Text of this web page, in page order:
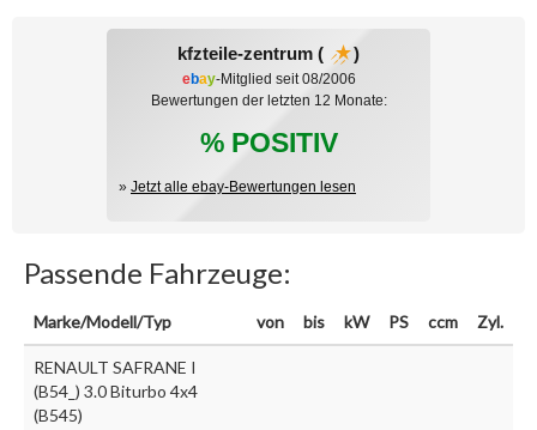
kfzteile-zentrum ( )
ebay-Mitglied seit 08/2006
Bewertungen der letzten 12 Monate:
% POSITIV
» Jetzt alle ebay-Bewertungen lesen
Passende Fahrzeuge:
Marke/Modell/Typ von bis kW PS ccm Zyl.
RENAULT SAFRANE I
(B54_) 3.0 Biturbo 4x4
(B545)